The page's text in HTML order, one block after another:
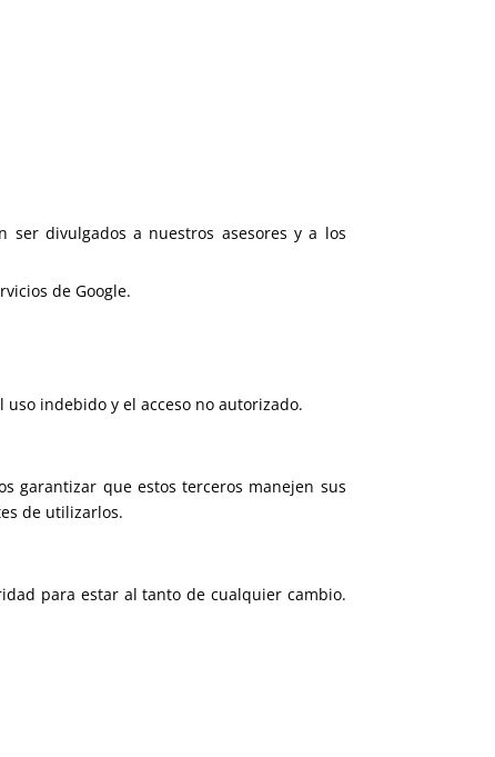
divulgados a nuestros asesores y a los
de Google.
indebido y el acceso no autorizado.
garantizar que estos terceros manejen sus
de utilizarlos.
para estar al tanto de cualquier cambio.